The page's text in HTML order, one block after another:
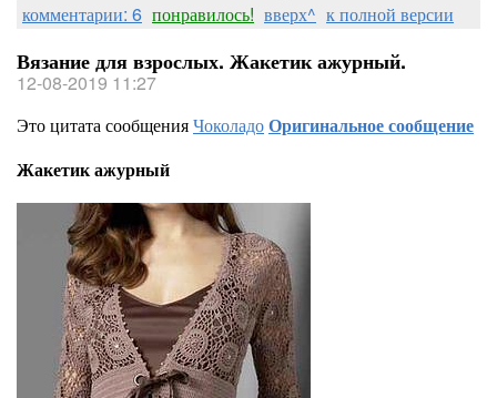
комментарии: 6 понравилось! вверх^ к полной версии
Вязание для взрослых. Жакетик ажурный.
12-08-2019 11:27
Это цитата сообщенияЧоколадоОригинальное сообщение
Жакетик ажурный